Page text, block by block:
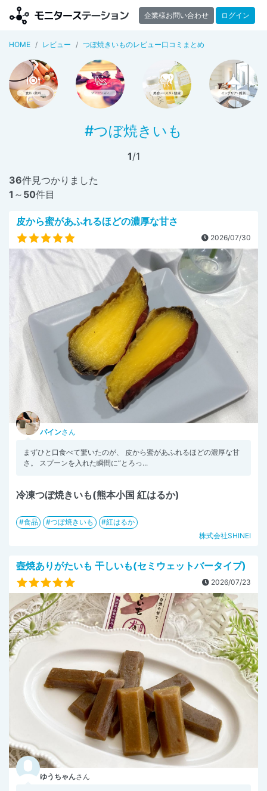
企業様お問い合わせ ログイン
HOME レビュー つぼ焼きいものレビュー口コミまとめ
#つぼ焼きいも
1/1
36件見つかりました
1 ～ 50件目
皮から蜜があふれるほどの濃厚な甘さ
2026/07/30
パインさん
まずひと口食べて驚いたのが、 皮から蜜があふれるほどの濃厚な甘
さ。 スプーンを入れた瞬間に“とろっ...
冷凍つぼ焼きいも(熊本小国 紅はるか)
食品 つぼ焼きいも
紅はるか
株式会社SHINEI
壺焼ありがたいも 干しいも(セミウェットバータイプ)
2026/07/23
ゆうちゃんさん